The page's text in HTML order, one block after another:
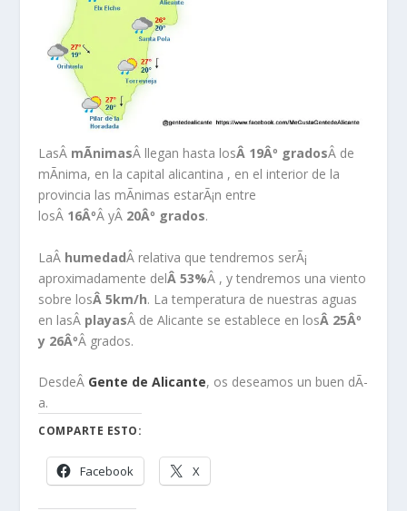
LasÂ mÃ­nimasÂ llegan hasta losÂ 19Âº gradosÂ de
mÃ­nima, en la capital alicantina , en el interior de la
provincia las mÃ­nimas estarÃ¡n entre
losÂ 16ÂºÂ yÂ 20Âº grados.
LaÂ humedadÂ relativa que tendremos serÃ¡
aproximadamente delÂ 53%Â , y tendremos una viento
sobre losÂ 5km/h. La temperatura de nuestras aguas
en lasÂ playasÂ de Alicante se establece en losÂ 25Âº
y 26ÂºÂ grados.
DesdeÂ Gente de Alicante, os deseamos un buen dÃ­
a.
COMPARTE ESTO:
Facebook X